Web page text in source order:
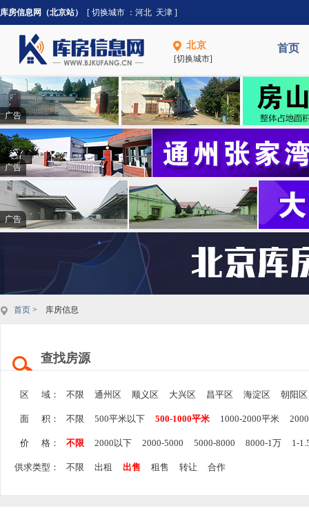
库房信息网（北京站） [ 切换城市 ： 河北 天津 ]
北京
[切换城市]
首页
广告
广告
广告
首页 > 库房信息
查找房源
区 域： 不限 通州区 顺义区 大兴区 昌平区 海淀区 朝阳区
面 积： 不限 500平米以下 500-1000平米 1000-2000平米
价 格： 不限 2000以下 2000-5000 5000-8000 8000-1万 1-
供求类型： 不限 出租 出售 租售 转让 合作